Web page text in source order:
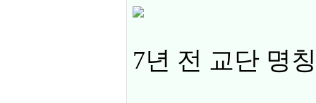
7년 전 교단 명